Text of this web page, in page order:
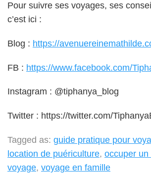
Pour suivre ses voyages, ses
c’est ici :
Blog : https://
FB : https://www.facebook.com/
Instagram : @tiphanya_blog
Twitter : https://twitter.com/
Tagged as: guide pratique pour
location de puériculture, occuper un
voyage, voyage en famille